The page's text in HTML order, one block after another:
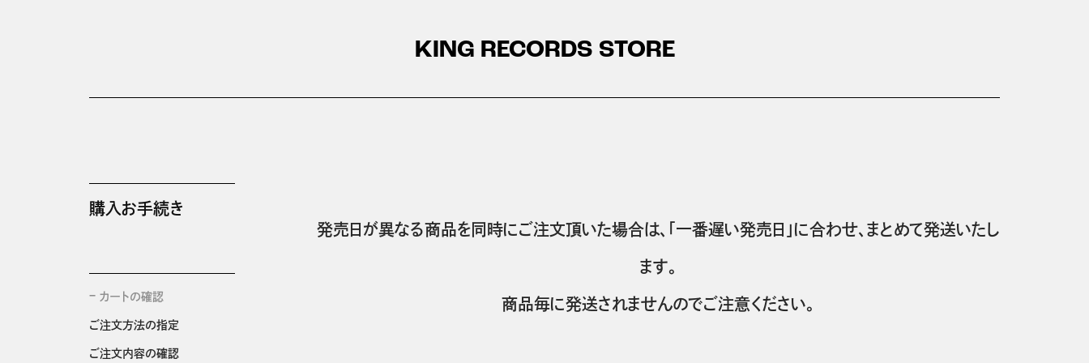
KING RECORDS STORE
購入お手続き
カートの確認
ご注文方法の指定
ご注文内容の確認
発売日が異なる商品を同時にご注文頂いた場合は、「一番遅い発売日」に合わせ、まとめて発送いたし
ます。
商品毎に発送されませんのでご注意ください。